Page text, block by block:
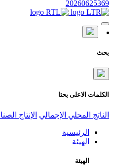
20260625369
بحث
الكلمات الاعلى بحثا
الناتج المحلي الإجمالي الإنتاج
الرئيسية
الهيئة
الهيئة